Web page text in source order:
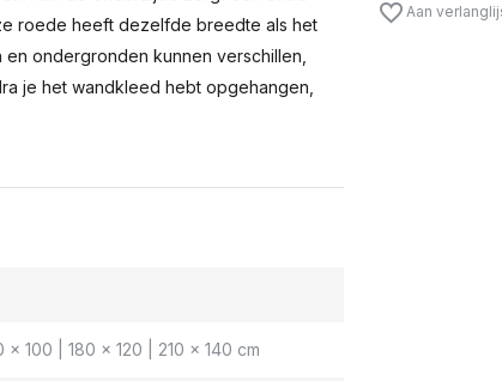
roede heeft dezelfde breedte als het
ondergronden kunnen verschillen,
je het wandkleed hebt opgehangen,
100 | 180 x 120 | 210 x 140 cm
Aan